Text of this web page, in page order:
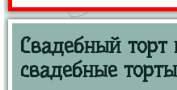
Свадебный торт
свадебные